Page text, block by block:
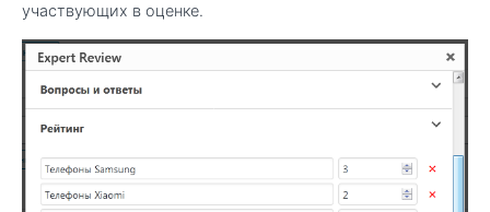
участвующих в оценке.